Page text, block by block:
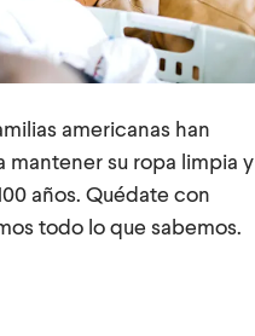
americanas han
su ropa limpia y
años. Quédate con
todo lo que sabemos.